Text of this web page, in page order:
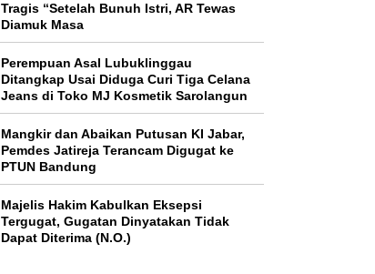
Tragis “Setelah Bunuh Istri, AR Tewas
Diamuk Masa
Perempuan Asal Lubuklinggau
Ditangkap Usai Diduga Curi Tiga Celana
Jeans di Toko MJ Kosmetik Sarolangun
Mangkir dan Abaikan Putusan KI Jabar,
Pemdes Jatireja Terancam Digugat ke
PTUN Bandung
Majelis Hakim Kabulkan Eksepsi
Tergugat, Gugatan Dinyatakan Tidak
Dapat Diterima (N.O.)